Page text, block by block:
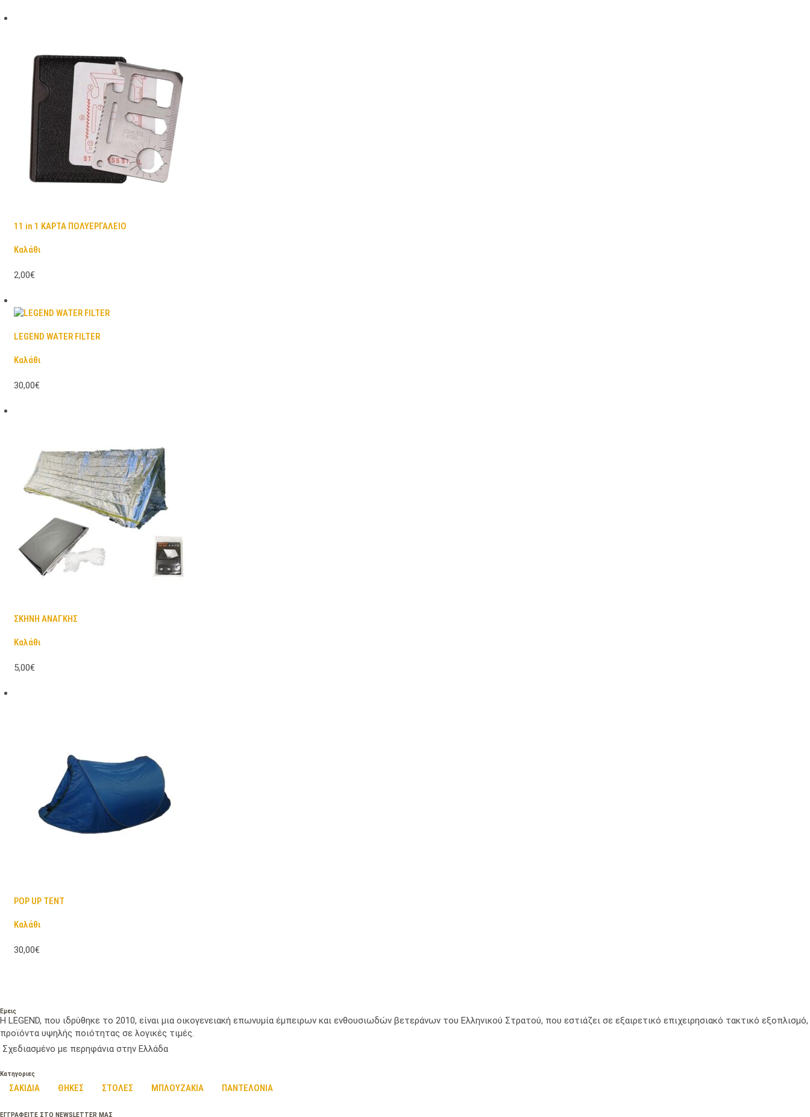
11 in 1 ΚΑΡΤΑ ΠΟΛΥΕΡΓΑΛΕΙΟ
Καλάθι
2,00€
LEGEND WATER FILTER
Καλάθι
30,00€
ΣΚΗΝΗ ΑΝΑΓΚΗΣ
Καλάθι
5,00€
POP UP TENT
Καλάθι
30,00€
Εμεις
Η LEGEND, που ιδρύθηκε το 2010, είναι μια οικογενειακή επωνυμία έμπειρων και ενθουσιωδών βετεράνων του Ελληνικού Στρατού, που εστιάζει σε εξαιρετικό επιχειρησιακό τακτικό εξοπλισμό,
προϊόντα υψηλής ποιότητας σε λογικές τιμές.
Σχεδιασμένο με περηφάνια στην Ελλάδα
Κατηγοριες
ΣΑΚΙΔΙΑ ΘΗΚΕΣ ΣΤΟΛΕΣ ΜΠΛΟΥΖΑΚΙΑ ΠΑΝΤΕΛΟΝΙΑ
ΕΓΓΡΑΦΕΙΤΕ ΣΤΟ NEWSLETTER ΜΑΣ